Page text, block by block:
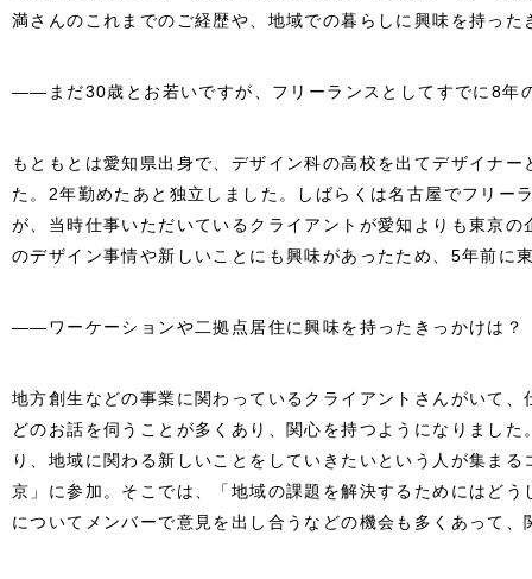
満さんのこれまでのご経歴や、地域での暮らしに興味を持っ
――まだ30歳とお若いですが、フリーランスとしてすでに8年
もともとは愛知県出身で、デザイン科の高校を出てデザイナ
た。2年勤めたあと独立しました。しばらくは名古屋でフリー
が、当時仕事いただいているクライアントが愛知よりも東京
のデザイン事情や新しいことにも興味があったため、5年前に
――ワーケーションや二拠点居住に興味を持ったきっかけは？
地方創生などの事業に関わっているクライアントさんがいて
どのお話を伺うことが多くあり、関心を持つようになりまし
り、地域に関わる新しいことをしていきたいという人が集ま
京」に参加。そこでは、「地域の課題を解決するためにはど
についてメンバーで意見を出し合うなどの機会も多くあって